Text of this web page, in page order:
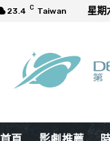
23.4 C Taiwan 星期